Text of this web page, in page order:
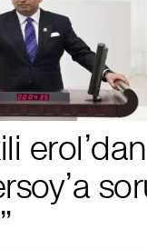
erol’dan